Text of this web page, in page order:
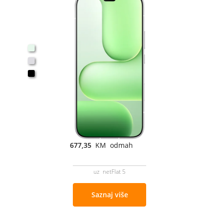
677,35 KM odmah
uz netFlat 5
Saznaj više